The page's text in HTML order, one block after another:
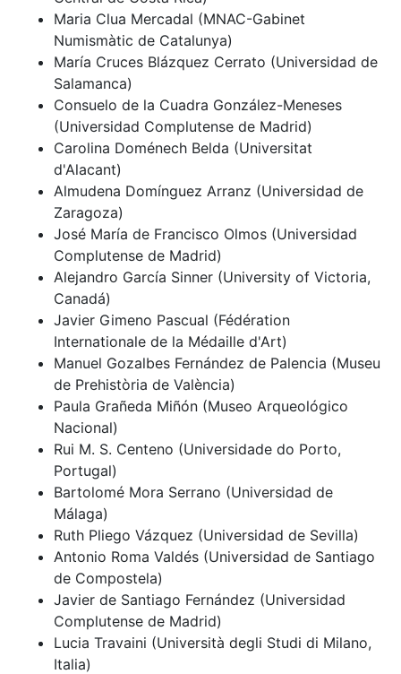
Maria Clua Mercadal (MNAC-Gabinet
Numismàtic de Catalunya)
María Cruces Blázquez Cerrato (Universidad de
Salamanca)
Consuelo de la Cuadra González-Meneses
(Universidad Complutense de Madrid)
Carolina Doménech Belda (Universitat
d'Alacant)
Almudena Domínguez Arranz (Universidad de
Zaragoza)
José María de Francisco Olmos (Universidad
Complutense de Madrid)
Alejandro García Sinner (University of Victoria,
Canadá)
Javier Gimeno Pascual (Fédération
Internationale de la Médaille d'Art)
Manuel Gozalbes Fernández de Palencia (Museu
de Prehistòria de València)
Paula Grañeda Miñón (Museo Arqueológico
Nacional)
Rui M. S. Centeno (Universidade do Porto,
Portugal)
Bartolomé Mora Serrano (Universidad de
Málaga)
Ruth Pliego Vázquez (Universidad de Sevilla)
Antonio Roma Valdés (Universidad de Santiago
de Compostela)
Javier de Santiago Fernández (Universidad
Complutense de Madrid)
Lucia Travaini (Università degli Studi di Milano,
Italia)